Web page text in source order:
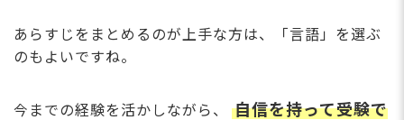
あらすじをまとめるのが上手な方は、「言語」を選ぶ
のもよいですね。
今までの経験を活かしながら、
自信を持って受験で